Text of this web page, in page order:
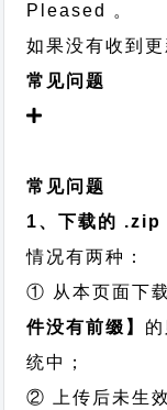
Pleased 。
如果没有收到
常见问题
常见问题
1、下载的 .zip
情况有两种：
① 从本页面下
件没有前缀】
统中；
② 上传后未生